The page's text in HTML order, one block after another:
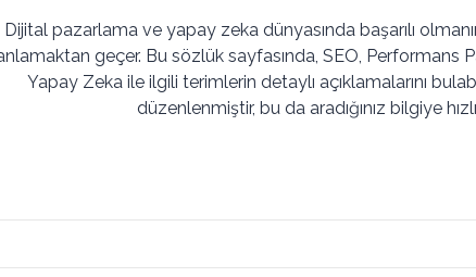
Dijital pazarlama ve yapay zeka dünyasında başarılı
geçer. Bu sözlük sayfasında, SEO, Performans
Yapay Zeka ile ilgili terimlerin detaylı açıklamalarını
düzenlenmiştir, bu da aradığınız bilgiye